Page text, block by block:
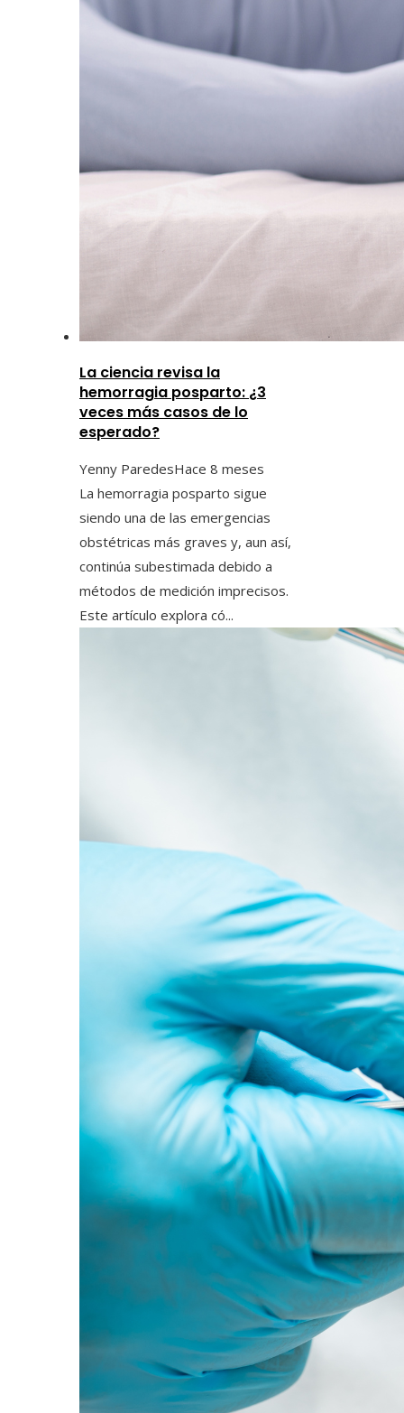
La ciencia revisa la
hemorragia posparto: ¿3
veces más casos de lo
esperado?
Yenny ParedesHace 8 meses
La hemorragia posparto sigue
siendo una de las emergencias
obstétricas más graves y, aun así,
continúa subestimada debido a
métodos de medición imprecisos.
Este artículo explora có...